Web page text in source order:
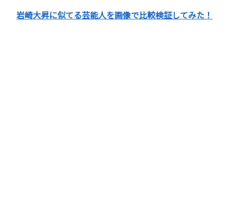
岩崎大昇に似てる芸能人を画像で比較検証してみた！